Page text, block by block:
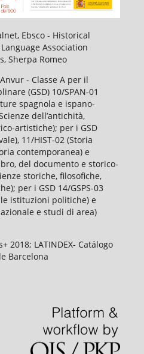
Ebsco - Historical
Association
Sherpa Romeo
- Classe A per il
(GSD) 10/SPAN-01
spagnola e ispano-
dell’antichità,
artistiche); per i GSD
11/HIST-02 (Storia
contemporanea) e
del documento e storico-
storiche, filosofiche,
per i GSD 14/GSPS-03
istituzioni politiche) e
e studi di area)
2018; LATINDEX- Catálogo
Barcelona